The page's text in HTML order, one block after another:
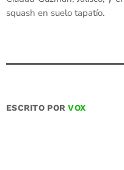
squash en suelo tapatío.
ESCRITO PORVOX